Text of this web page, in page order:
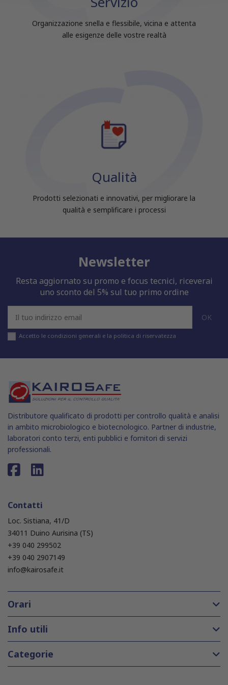
raccolto dal tuo utilizzo dei loro servizi.
Organizzazione snella e flessibile, vicina e attenta
alle esigenze delle vostre realtà
Qualità
Prodotti selezionati e innovativi, per migliorare la
qualità e semplificare i processi
Newsletter
Resta aggiornato su promo e focus tecnici, riceverai
uno sconto del 5% sul tuo primo ordine
Accetto le condizioni generali e la politica di riservatezza
Distributore qualificato di prodotti per controllo qualità e analisi
in ambito microbiologico e biotecnologico. Partner di industrie,
laboratori conto terzi, enti pubblici e fornitori di servizi
professionali.
Contatti
Loc. Sistiana, 41/D
34011 Duino Aurisina (TS)
+39 040 299502
+39 040 2907149
info@kairosafe.it
Orari
Info utili
Categorie